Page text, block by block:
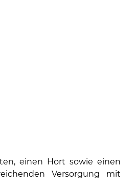
einen Hort sowie einen
Versorgung mit